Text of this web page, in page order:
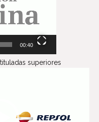
00:40
superiores